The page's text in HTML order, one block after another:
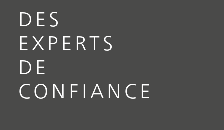
DES
EXPERTS
DE
CONFIANCE